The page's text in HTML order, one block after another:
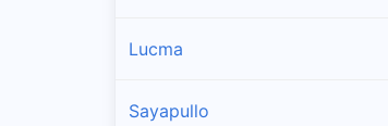
Lucma
Sayapullo